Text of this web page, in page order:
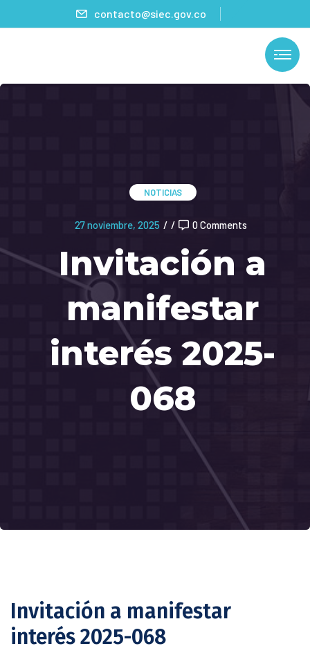
contacto@siec.gov.co
NOTICIAS
27 noviembre, 2025 / / 0 Comments
Invitación a
manifestar
interés 2025-
068
Invitación a manifestar
interés 2025-068